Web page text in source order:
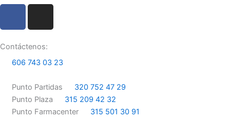
e
b
o
k
t
a
r
a
m
Contáctenos:
606 743 03 23
Punto Partidas
320 752 47 29
Punto Plaza
315 209 42 32
Punto Farmacenter
315 501 30 91